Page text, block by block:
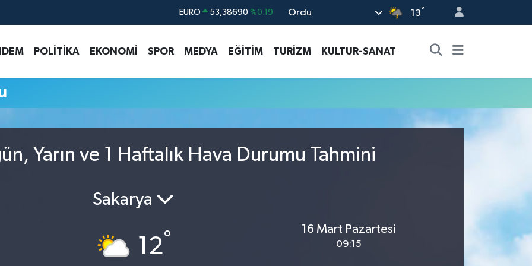
EURO 53,38690 %0.19
G.ALTIN 6862,09000 %0.19
BİST100 14.598,00 %0
Ordu 13°
POLİTİKA EKONOMİ SPOR MEDYA EĞİTİM TURİZM KULTUR-SANAT
Yarın ve 1 Haftalık Hava Durumu Tahmini
Sakarya
12°
16 Mart Pazartesi
09:15